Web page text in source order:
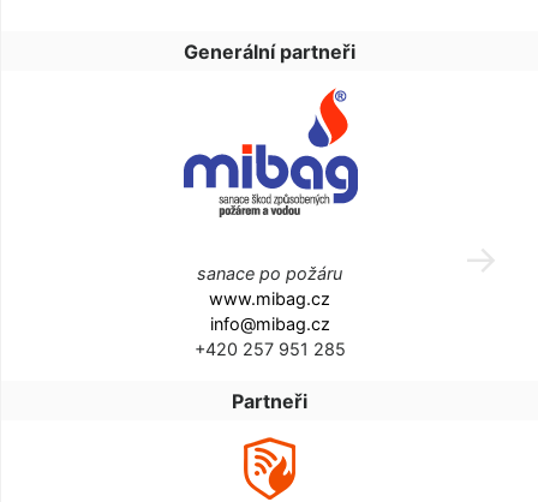
Generální partneři
sanace po požáru
www.mibag.cz
info@mibag.cz
+420 257 951 285
Partneři